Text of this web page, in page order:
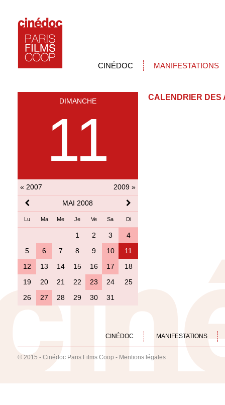
CINÉDOC MANIFESTATIONS
DIMANCHE
11
« 2007
2009 »
MAI 2008
Lu Ma Me Je Ve Sa Di
1 2 3
4
5
6 7 8 9 10
11
12
13 14 15 16 17
18
19
20 21 22 23 24
25
26
27 28 29 30 31
CALENDRIER DES
CINÉDOC MANIFESTATIONS
© 2015 - Cinédoc Paris Films Coop - Mentions légales